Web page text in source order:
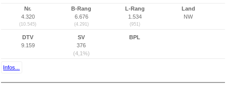
Nr.
4.320
(10.545)
B-Rang
6.676
(4.291)
L-Rang
1.534
(951)
Land
NW
DTV
9.159
SV
376
(4,1%)
BPL
Infos...